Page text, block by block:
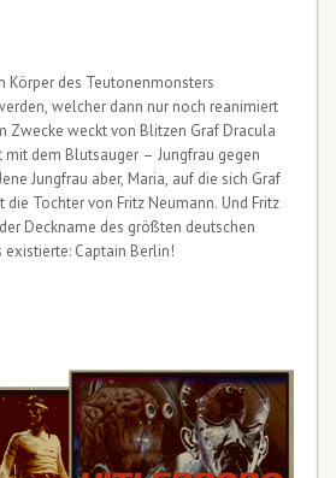
Körper des Teutonenmonsters
welcher dann nur noch reanimiert
Zwecke weckt von Blitzen Graf Dracula
mit dem Blutsauger – Jungfrau gegen
Jungfrau aber, Maria, auf die sich Graf
die Tochter von Fritz Neumann. Und Fritz
Deckname des größten deutschen
Captain Berlin!